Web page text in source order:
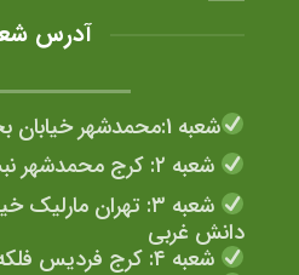
آدرس
شعبه 1:محمدشهر خیابان بختیاری
شعبه ۲: کرج محمدشهر نبش گلستانک
شعبه ۳: تهران
دانش غربی
شعبه ۴: کرج فردیس فلکه دوم